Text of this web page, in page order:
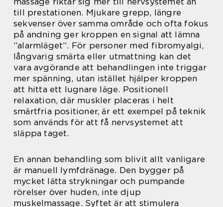
till prestationen. Mjukare grepp, längre
sekvenser över samma område och ofta fokus
på andning ger kroppen en signal att lämna
”alarmläget”. För personer med fibromyalgi,
långvarig smärta eller utmattning kan det
vara avgörande att behandlingen inte triggar
mer spänning, utan istället hjälper kroppen
att hitta ett lugnare läge. Positionell
relaxation, där muskler placeras i helt
smärtfria positioner, är ett exempel på teknik
som används för att få nervsystemet att
släppa taget.
En annan behandling som blivit allt vanligare
är manuell lymfdränage. Den bygger på
mycket lätta strykningar och pumpande
rörelser över huden, inte djup
muskelmassage. Syftet är att stimulera